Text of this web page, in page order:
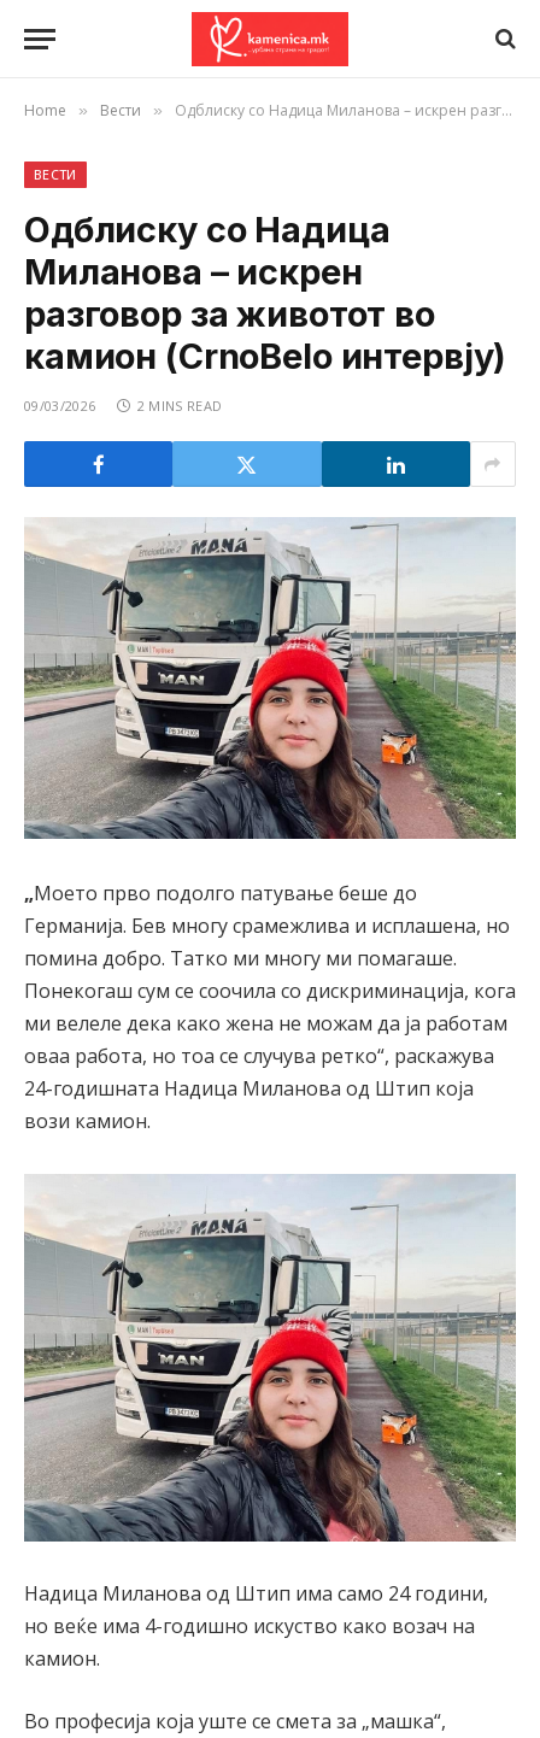
Home » Вести » Одблиску со Надица Миланова – искрен разговор за животот во камион (CrnoBelo интервју)
ВЕСТИ
Одблиску со Надица
Миланова – искрен
разговор за животот во
камион (CrnoBelo интервју)
09/03/2026 2 MINS READ
„Моето прво подолго патување беше до
Германија. Бев многу срамежлива и исплашена, но
помина добро. Татко ми многу ми помагаше.
Понекогаш сум се соочила со дискриминација, кога
ми велеле дека како жена не можам да ја работам
оваа работа, но тоа се случува ретко“, раскажува
24-годишната Надица Миланова од Штип која
вози камион.
Надица Миланова од Штип има само 24 години,
но веќе има 4-годишно искуство како возач на
камион.
Во професија која уште се смета за „машка“,